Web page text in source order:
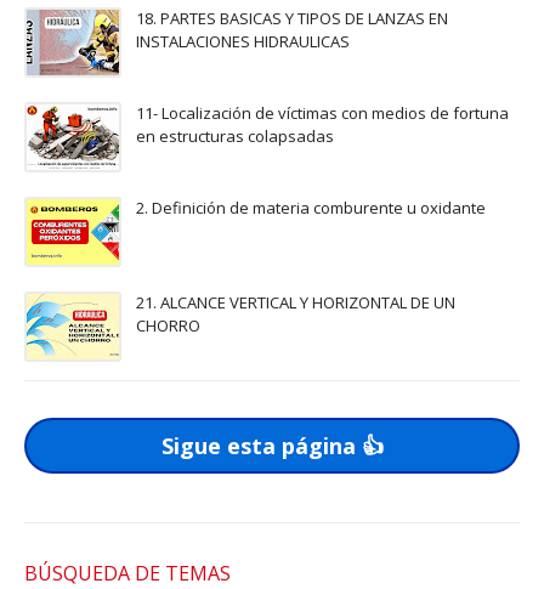
18. PARTES BASICAS Y TIPOS DE LANZAS EN
INSTALACIONES HIDRAULICAS
11- Localización de víctimas con medios de fortuna
en estructuras colapsadas
2. Definición de materia comburente u oxidante
21. ALCANCE VERTICAL Y HORIZONTAL DE UN
CHORRO
Sigue esta página 👍
BÚSQUEDA DE TEMAS